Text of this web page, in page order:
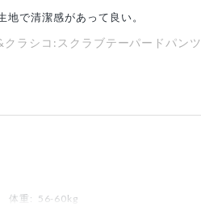
で清潔感があって良い。
ラシコ:スクラブテーパードパン
体重: 56-60kg